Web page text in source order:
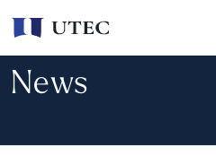
News